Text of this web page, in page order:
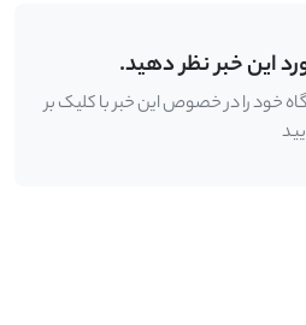
این خبر نظر دهید.
خود را در خصوص این خبر با کلیک بر